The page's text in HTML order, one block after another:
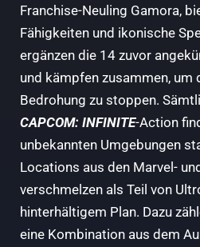
Franchise-Neuling Gamora,
Fähigkeiten und ikonische
ergänzen die 14 zuvor
und kämpfen zusammen, um
Bedrohung zu stoppen.
CAPCOM: INFINITE-Action
unbekannten Umgebungen
Locations aus den Marvel-
verschmelzen als Teil von
hinterhältigem Plan. Dazu
eine Kombination aus dem